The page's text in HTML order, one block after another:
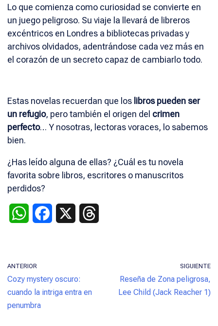
Lo que comienza como curiosidad se convierte en
un juego peligroso. Su viaje la llevará de libreros
excéntricos en Londres a bibliotecas privadas y
archivos olvidados, adentrándose cada vez más en
el corazón de un secreto capaz de cambiarlo todo.
Estas novelas recuerdan que los libros pueden ser
un refugio, pero también el origen del crimen
perfecto… Y nosotras, lectoras voraces, lo sabemos
bien.
¿Has leído alguna de ellas? ¿Cuál es tu novela
favorita sobre libros, escritores o manuscritos
perdidos?
W
t
s
A
b
ANTERIOR
Cozy mystery oscuro:
cuando la intriga entra en
penumbra
SIGUIENTE
Reseña de Zona peligrosa,
Lee Child (Jack Reacher 1)